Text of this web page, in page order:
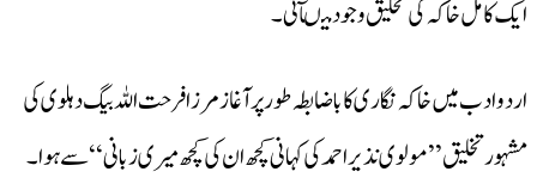
ایک کامل خاکہ کی تخلیق وجود میںآئی۔
اردو ادب میں خاکہ نگاری کا باضابطہ طور پر آغاز مرزا فرحت اللہ بیگ دہلوی کی
مشہور تخلیق ’’مولوی نذیر احمد کی کہانی کچھ ان کی کچھ میری زبانی‘‘سے ہوا۔